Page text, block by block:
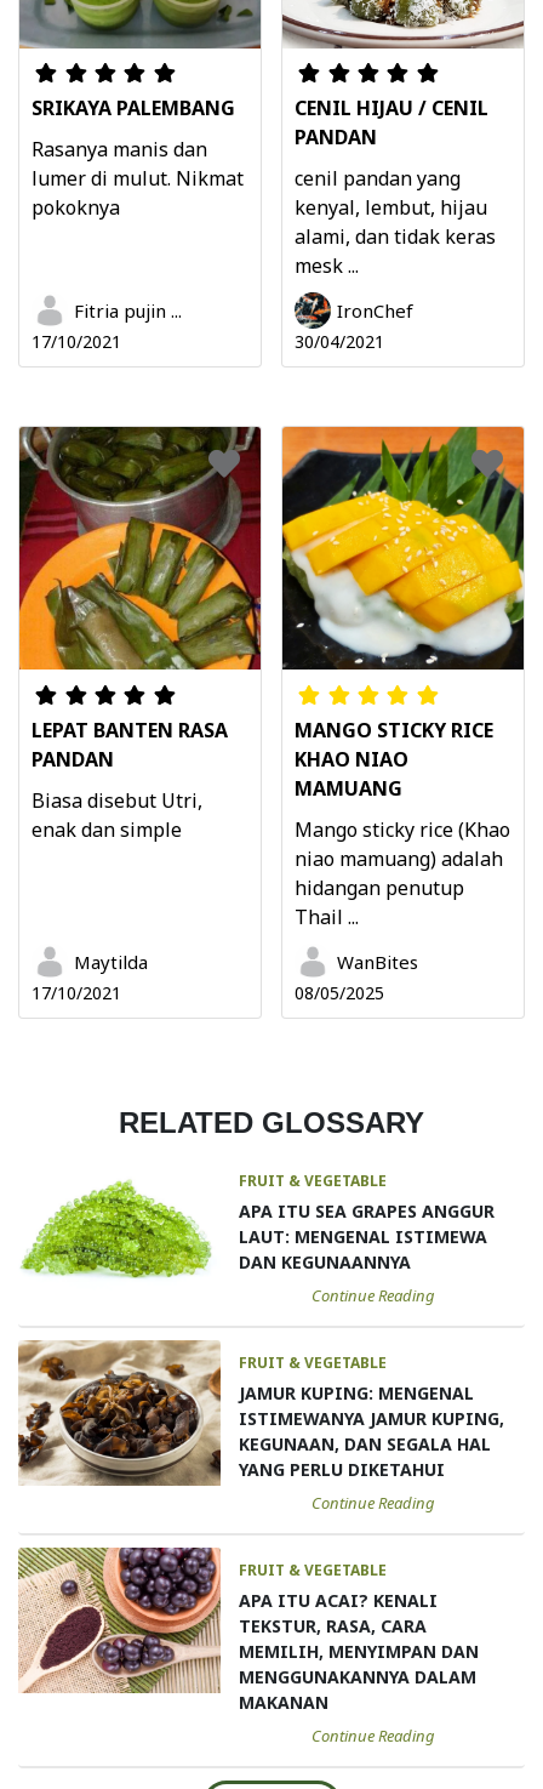
SRIKAYA PALEMBANG
Rasanya manis dan
lumer di mulut. Nikmat
pokoknya
Fitria pujin ...
17/10/2021
CENIL HIJAU / CENIL
PANDAN
cenil pandan yang
kenyal, lembut, hijau
alami, dan tidak keras
mesk ...
IronChef
30/04/2021
LEPAT BANTEN RASA
PANDAN
Biasa disebut Utri,
enak dan simple
Maytilda
17/10/2021
MANGO STICKY RICE
KHAO NIAO
MAMUANG
Mango sticky rice (Khao
niao mamuang) adalah
hidangan penutup
Thail ...
WanBites
08/05/2025
RELATED GLOSSARY
FRUIT & VEGETABLE
APA ITU SEA GRAPES ANGGUR
LAUT: MENGENAL ISTIMEWA
DAN KEGUNAANNYA
Continue Reading
FRUIT & VEGETABLE
JAMUR KUPING: MENGENAL
ISTIMEWANYA JAMUR KUPING,
KEGUNAAN, DAN SEGALA HAL
YANG PERLU DIKETAHUI
Continue Reading
FRUIT & VEGETABLE
APA ITU ACAI? KENALI
TEKSTUR, RASA, CARA
MEMILIH, MENYIMPAN DAN
MENGGUNAKANNYA DALAM
MAKANAN
Continue Reading